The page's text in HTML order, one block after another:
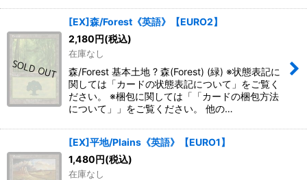
[EX]森/Forest《英語》【EURO2】
2,180円(税込)
在庫なし
森/Forest 基本土地 ? 森(Forest) (緑) ※状態表記に
関しては「カードの状態表記について」をご覧く
ださい。 ※梱包に関しては「「カードの梱包方法
について」」をご覧ください。 他の…
[EX]平地/Plains《英語》【EURO1】
1,480円(税込)
在庫なし